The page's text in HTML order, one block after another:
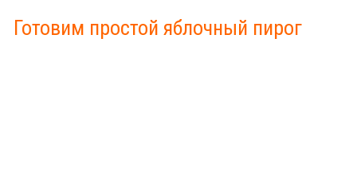
Готовим простой яблочный пирог